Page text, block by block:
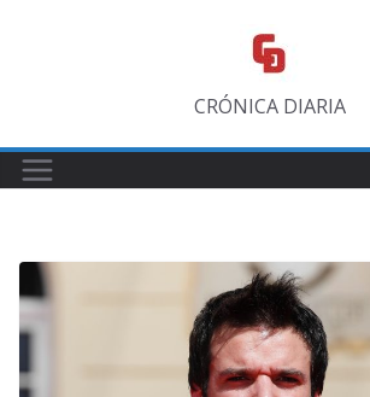
CRÓNICA DIARIA